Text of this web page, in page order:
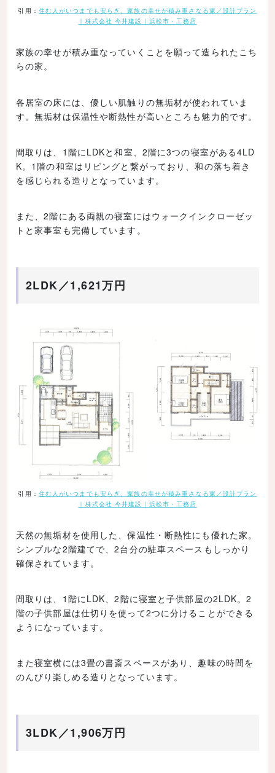
引用： 住む人がいつまでも安らぎ、家族の幸せが積み重さなる家／設計プラン
｜株式会社 今井建設｜浜松市・工務店
家族の幸せが積み重なっていくことを願って造られたこち
らの家。
各居室の床には、優しい肌触りの無垢材が使われていま
す。無垢材は保温性や断熱性が高いところも魅力的です。
間取りは、1階にLDKと和室、2階に3つの寝室がある4LD
K。1階の和室はリビングと繋がっており、和の落ち着き
を感じられる造りとなっています。
また、2階にある両親の寝室にはウォークインクローゼッ
トと家事室も完備しています。
2LDK／1,621万円
引用： 住む人がいつまでも安らぎ、家族の幸せが積み重さなる家／設計プラン
｜株式会社 今井建設｜浜松市・工務店
天然の無垢材を使用した、保温性・断熱性にも優れた家。
シンプルな2階建てで、2台分の駐車スペースもしっかり
確保されています。
間取りは、1階にLDK、2階に寝室と子供部屋の2LDK。2
階の子供部屋は仕切りを使って2つに分けることができる
ようになっています。
また寝室横には3畳の書斎スペースがあり、趣味の時間を
のんびり楽しめる造りとなっています。
3LDK／1,906万円